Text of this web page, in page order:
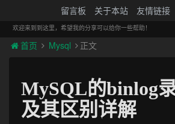
留言板 关于本站 友情链接
欢迎来到到这里，希望我的分享可以给你一些帮助！
首页 Mysql 正文
MySQL的binlog
及其区别详解